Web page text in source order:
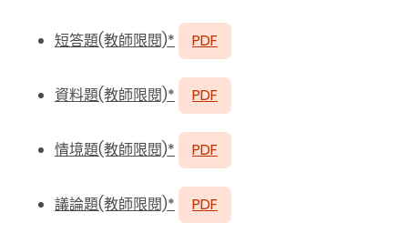
短答題(教師限閱)* PDF
資料題(教師限閱)* PDF
情境題(教師限閱)* PDF
議論題(教師限閱)* PDF